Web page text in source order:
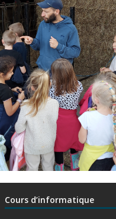
Cours d’informatique